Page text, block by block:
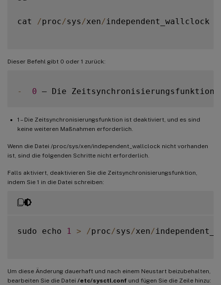
cat /proc/sys /xen/ independent_wallclock
Dieser Befehl gibt 0 oder 1 zurück:
- 0 – Die
1 – Die Zeitsynchronisierungsfunktion ist deaktiviert, und es sind
keine weiteren Maßnahmen erforderlich.
Wenn die Datei /proc/sys/xen/independent_wallclock nicht vorhanden
ist, sind die folgenden Schritte nicht erforderlich.
Falls aktiviert, deaktivieren Sie die Zeitsynchronisierungsfunktion,
indem Sie 1 in die Datei schreiben:
sudo echo 1 > /proc/sys /xen/
Um diese Änderung dauerhaft und nach einem Neustart beizubehalten,
bearbeiten Sie die Datei /etc/sysctl.conf und fügen Sie die Zeile hinzu: